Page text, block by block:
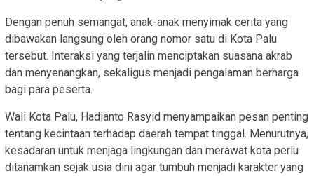
Dengan penuh semangat, anak-anak menyimak cerita yang
dibawakan langsung oleh orang nomor satu di Kota Palu
tersebut. Interaksi yang terjalin menciptakan suasana akrab
dan menyenangkan, sekaligus menjadi pengalaman berharga
bagi para peserta.
Wali Kota Palu, Hadianto Rasyid menyampaikan pesan penting
tentang kecintaan terhadap daerah tempat tinggal. Menurutnya,
kesadaran untuk menjaga lingkungan dan merawat kota perlu
ditanamkan sejak usia dini agar tumbuh menjadi karakter yang